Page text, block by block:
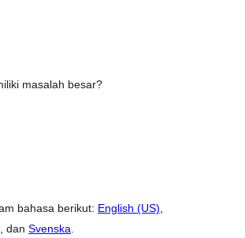
masalah besar?
bahasa berikut: English (US)
, dan Svenska